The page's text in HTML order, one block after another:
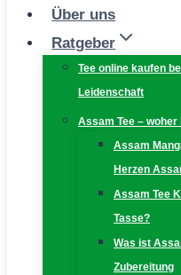
Über uns
Ratgeber
Tee online kaufen
Leidenschaft
Assam Tee –
Assam
Herzen
Assam Tee
Tasse?
Was ist
Zubereitung